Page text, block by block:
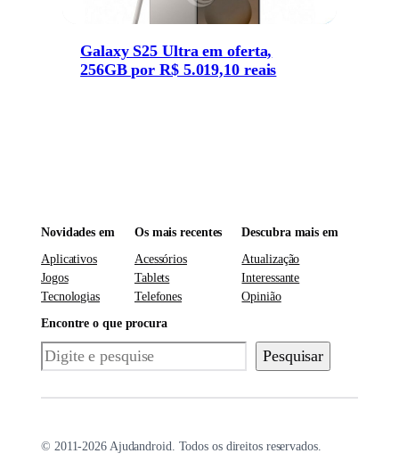
Galaxy S25 Ultra em oferta,
256GB por R$ 5.019,10 reais
Novidades em
Aplicativos
Jogos
Tecnologias
Os mais recentes
Acessórios
Tablets
Telefones
Descubra mais em
Atualização
Interessante
Opinião
Encontre o que procura
Pesquisar Pesquisar
© 2011-2026 Ajudandroid. Todos os direitos reservados.